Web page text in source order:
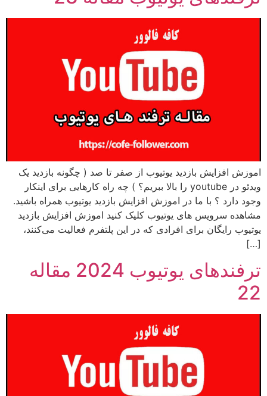
اموزش افزایش بازدید یوتیوب از صفر تا صد ( چگونه بازدید یک
ویدئو در youtube را بالا ببریم؟ ) چه راه کارهایی برای اینکار
وجود دارد ؟ با ما در اموزش افزایش بازدید یوتیوب همراه باشید.
مشاهده سرویس های یوتیوب کلیک کنید اموزش افزایش بازدید
یوتیوب رایگان برای افرادی که در این پلتفرم فعالیت می‌کنند،
[…]
ترفندهای یوتیوب 2024 مقاله
22